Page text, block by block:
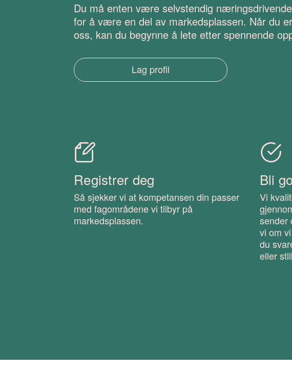
Du må enten være selvstendig
for å være en del av markedsplassen. Når du
oss, kan du begynne å lete etter spennende
Lag profil
Registrer deg
Så sjekker vi at kompetansen din passer
med fagområdene vi tilbyr på
markedsplassen.
Bli
Vi
sender
vi om
du
eller